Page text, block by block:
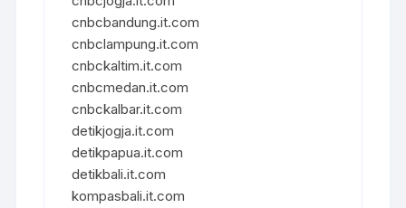
cnbcbandung.it.com
cnbclampung.it.com
cnbckaltim.it.com
cnbcmedan.it.com
cnbckalbar.it.com
detikjogja.it.com
detikpapua.it.com
detikbali.it.com
kompasbali.it.com